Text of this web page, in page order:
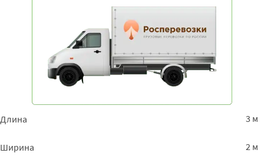
Длина 3 м
Ширина 2 м